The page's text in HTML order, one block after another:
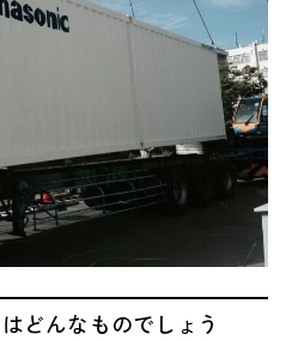
どんなものでしょう